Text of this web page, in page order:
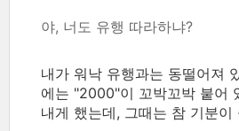
야, 너도 유행 따라하냐?
내가 워낙 유행과는 동떨어져
에는 "2000"이 꼬박꼬박 붙어
내게 했는데, 그때는 참 기분이